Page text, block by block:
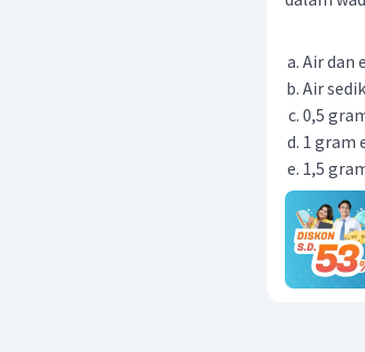
Air dan
Air
0,5
1 gram
1,5